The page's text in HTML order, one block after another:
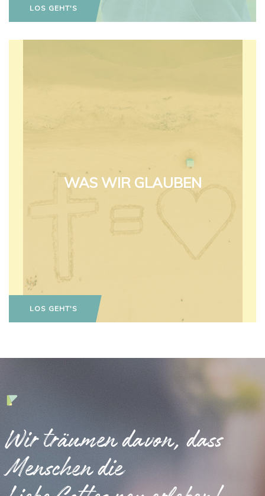
LOS GEHT'S
WAS WIR GLAUBEN
LOS GEHT'S
Wir träumen davon, dass
Menschen die